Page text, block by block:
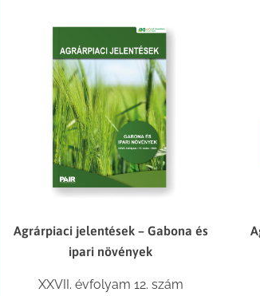
Agrárpiaci jelentések – Gabona és
ipari növények
XXVII. évfolyam 12. szám